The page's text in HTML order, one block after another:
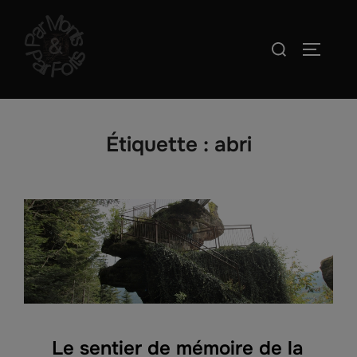
contenu
Rechercher :
Étiquette : abri
Le sentier de mémoire de la